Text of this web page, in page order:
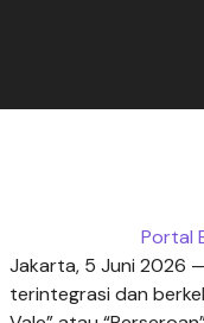
Portal
Jakarta, 5 Juni 2026
terintegrasi dan